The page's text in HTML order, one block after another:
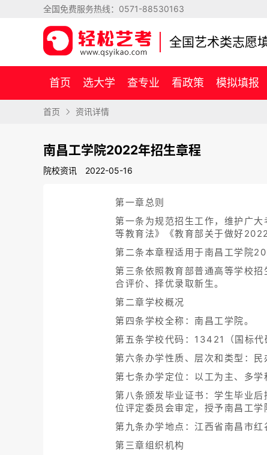
全国免费服务热线： 0571-88530163
全国艺术类志愿
首页 选大学 查专业 看政策 模拟填报
首页 资讯详情
南昌工学院2022年招生章程
院校资讯 2022-05-16
第一章总则
第一条为规范招生工作，维护广
等教育法》《教育部关于做好
第二条本章程适用于南昌工学院
第三条依照教育部普通高等学校
合评价、择优录取新生。
第二章学校概况
第四条学校全称：南昌工学院。
第五条学校代码：13421（国标
第六条办学性质、层次和类型：民
第七条办学定位：以工为主、多学
第八条颁发毕业证书：学生毕业
位评定委员会审定，授予南昌工学
第九条办学地点：江西省南昌市红
第三章组织机构